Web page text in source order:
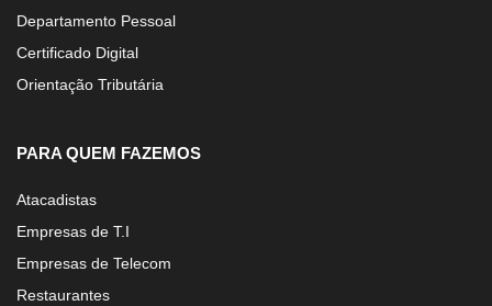
Departamento Pessoal
Certificado Digital
Orientação Tributária
PARA QUEM FAZEMOS
Atacadistas
Empresas de T.I
Empresas de Telecom
Restaurantes